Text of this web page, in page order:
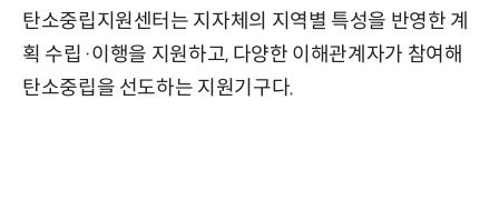
탄소중립지원센터는 지자체의 지역별 특성을 반영한 계
획 수립·이행을 지원하고, 다양한 이해관계자가 참여해
탄소중립을 선도하는 지원기구다.